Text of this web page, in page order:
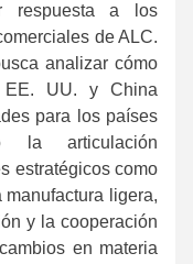
respuesta a los
de ALC.
analizar cómo
EE. UU. y China
para los países
la articulación
estratégicos como
ligera,
y la cooperación
en materia